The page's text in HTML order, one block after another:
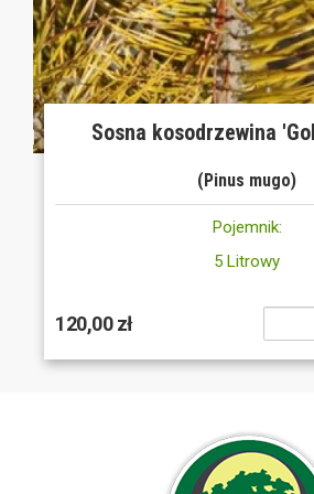
Sosna kosodrzewina
(Pinus mugo)
Pojemnik:
5 Litrowy
120,00 zł